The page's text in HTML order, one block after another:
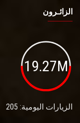
الزائـرون
19.27M
الزيارات اليومية: 205